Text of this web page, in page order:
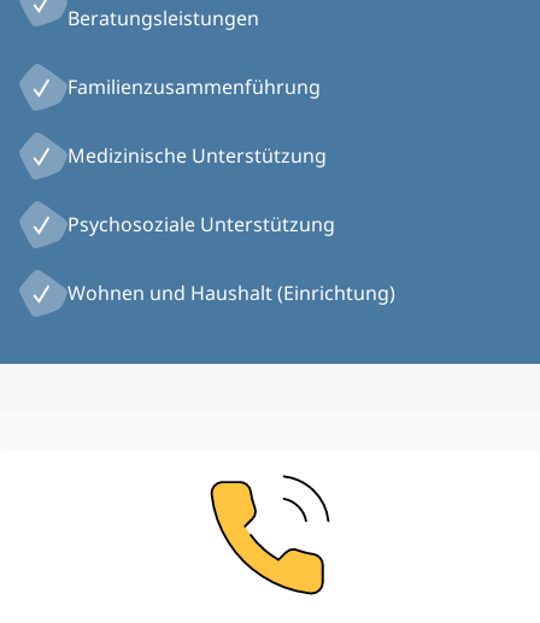
Beratungsleistungen
Familienzusammenführung
Medizinische Unterstützung
Psychosoziale Unterstützung
Wohnen und Haushalt (Einrichtung)